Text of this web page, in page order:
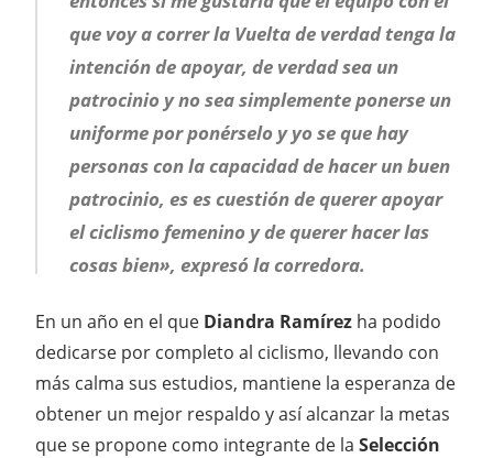
que voy a correr la Vuelta de verdad tenga la
intención de apoyar, de verdad sea un
patrocinio y no sea simplemente ponerse un
uniforme por ponérselo y yo se que hay
personas con la capacidad de hacer un buen
patrocinio, es es cuestión de querer apoyar
el ciclismo femenino y de querer hacer las
cosas bien», expresó la corredora.
En un año en el que Diandra Ramírez ha podido
dedicarse por completo al ciclismo, llevando con
más calma sus estudios, mantiene la esperanza de
obtener un mejor respaldo y así alcanzar la metas
que se propone como integrante de la Selección